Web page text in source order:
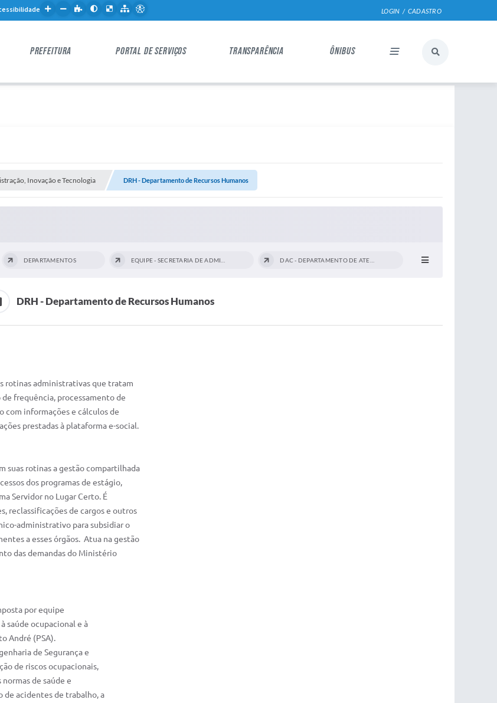
LOGIN / CADASTRO
PREFEITURA PORTAL DE SERVIÇOS TRANSPARÊNCIA ÔNIBUS
Inovação e Tecnologia DRH - Departamento de Recursos Humanos
DEPARTAMENTOS
DRH - Departamento de Recursos Humanos
rotinas administrativas que tratam
frequência, processamento de
com informações e cálculos de
prestadas à plataforma e-social.
suas rotinas a gestão compartilhada
dos programas de estágio,
Servidor no Lugar Certo. É
reclassificações de cargos e outros
administrativo para subsidiar o
a esses órgãos. Atua na gestão
das demandas do Ministério
por equipe
saúde ocupacional e à
André (PSA).
de Segurança e
de riscos ocupacionais,
de saúde e
de acidentes de trabalho, a